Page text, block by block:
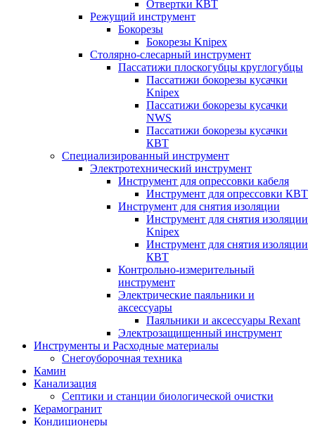
Отвертки КВТ
Режущий инструмент
Бокорезы
Бокорезы Knipex
Столярно-слесарный инструмент
Пассатижи плоскогубцы круглогубцы
Пассатижи бокорезы кусачки
Knipex
Пассатижи бокорезы кусачки
NWS
Пассатижи бокорезы кусачки
КВТ
Специализированный инструмент
Электротехнический инструмент
Инструмент для опрессовки кабеля
Инструмент для опрессовки КВТ
Инструмент для снятия изоляции
Инструмент для снятия изоляции
Knipex
Инструмент для снятия изоляции
КВТ
Контрольно-измерительный
инструмент
Электрические паяльники и
аксессуары
Паяльники и аксессуары Rexant
Электрозащищенный инструмент
Инструменты и Расходные материалы
Снегоуборочная техника
Камин
Канализация
Септики и станции биологической очистки
Керамогранит
Кондиционеры